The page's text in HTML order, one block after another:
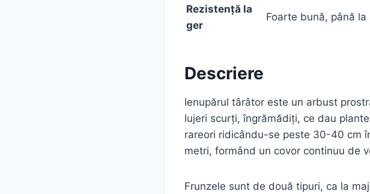
Rezistență la
ger
Foarte bună, până
Descriere
Ienupărul târâtor este un arbust
lujeri scurți, îngrămădiți, ce dau
rareori ridicându-se peste 30-40 cm
metri, formând un covor continuu de
Frunzele sunt de două tipuri, ca la